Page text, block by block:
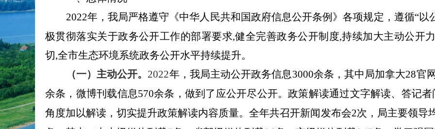
2022年，我局严格遵守《中华人民共和国政府信息公开条例》各项规定，遵循“
极贯彻落实关于政务公开工作的部署要求,健全完善政务公开制度,持续加大主动公开
切,全市生态环境系统政务公开水平持续提升。
（一）主动公开。 2022年，我局主动公开政务信息3000余条，其中局加拿大28官
余条，微博刊载信息570余条，做到了应公开尽公开。政策解读通过文字解读、答记
角度加以解读，切实提升政策解读内容质量。全年共召开新闻发布会2次，局主要领导